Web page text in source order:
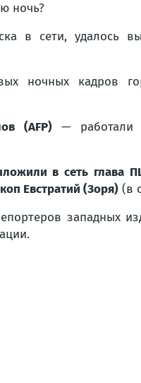
ночь?
в сети, удалось
ночных кадров
(AFP)— работали
в сеть глава
Евстратий (Зоря) (в
западных